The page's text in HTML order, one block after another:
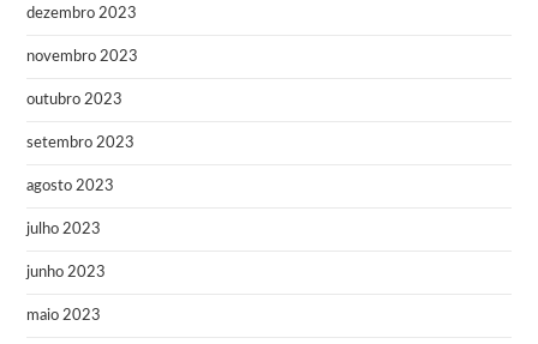
dezembro 2023
novembro 2023
outubro 2023
setembro 2023
agosto 2023
julho 2023
junho 2023
maio 2023